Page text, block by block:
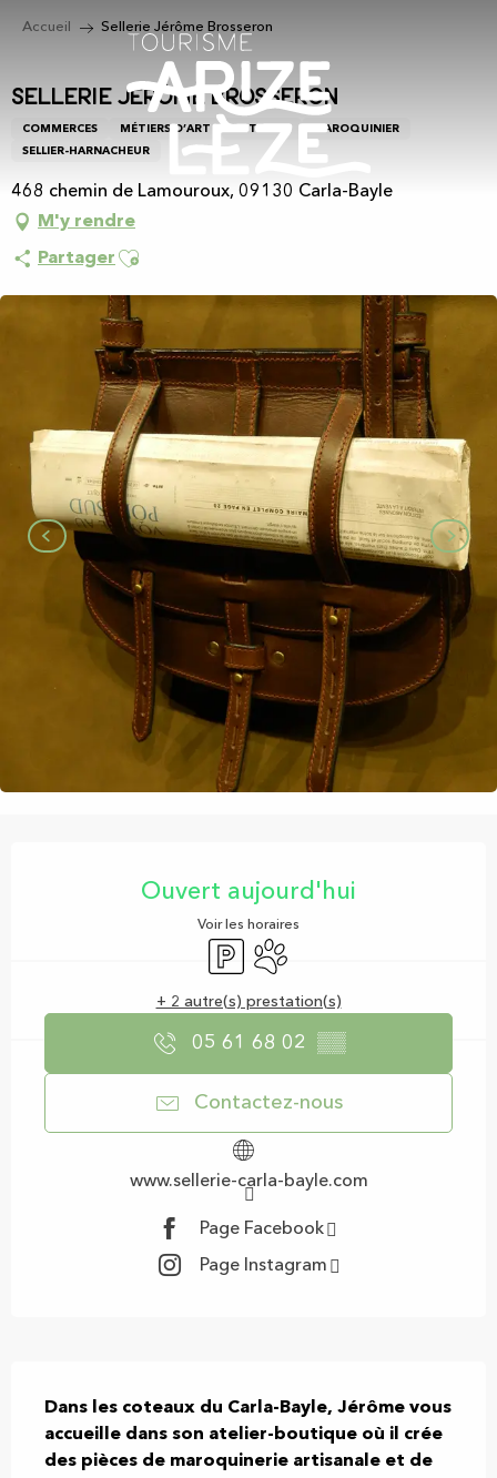
principal
Accueil Sellerie Jérôme Brosseron
Sellerie Jérôme Brosseron
COMMERCES MÉTIERS D’ART ARTISANS
MAROQUINIER
SELLIER-HARNACHEUR
468 chemin de Lamouroux, 09130 Carla-Bayle
M'y rendre
Partager Ajouter aux favoris
Ouvert aujourd'hui
Voir les horaires
ParkingAnimaux acceptés
+ 2 autre(s) prestation(s)
05 61 68 02 ▒▒
Contactez-nous
www.sellerie-carla-bayle.com
Page Facebook
Page Instagram
Dans les coteaux du Carla-Bayle, Jérôme vous
accueille dans son atelier-boutique où il crée
des pièces de maroquinerie artisanale et de